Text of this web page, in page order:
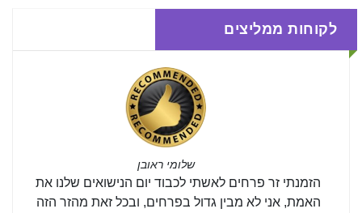
לקוחות ממליצים
שלומי ראובן
הזמנתי זר פרחים לאשתי לכבוד יום הנישואים שלנו את
האמת, אני לא מבין גדול בפרחים, ובכל זאת מהזר הזה